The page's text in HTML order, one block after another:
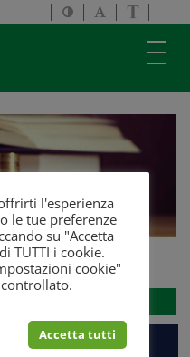
Attiva/disattiva
alto
Attiva/
dimensione
a
solo
E FORMAZIONE
l'esperienza
le tue preferenze
su "Accetta
TUTTI i cookie.
cookie"
Accetta tutti